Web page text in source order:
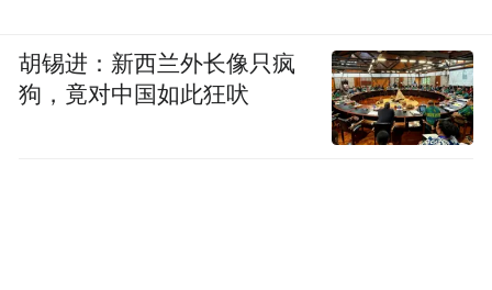
胡锡进：新西兰外长像只疯
狗，竟对中国如此狂吠